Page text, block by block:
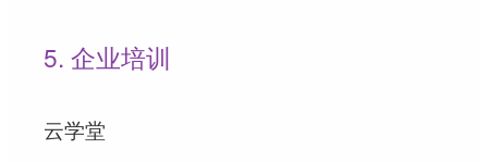
5. 企业培训
云学堂